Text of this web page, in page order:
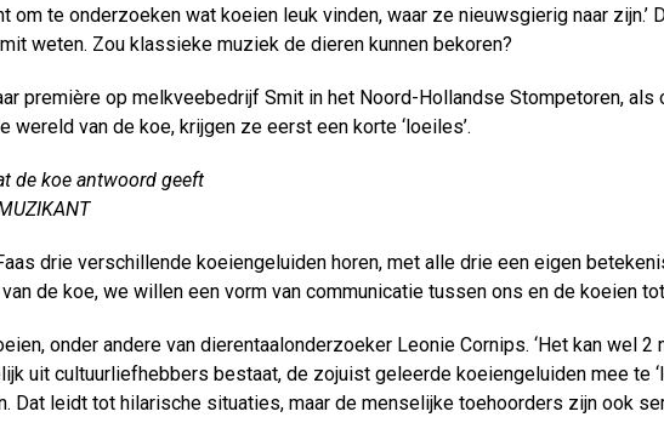
om te onderzoeken wat koeien leuk vinden, waar ze nieuwsgierig naar
weten. Zou klassieke muziek de dieren kunnen bekoren?
première op melkveebedrijf Smit in het Noord-Hollandse Stompetoren,
wereld van de koe, krijgen ze eerst een korte ‘loeiles’.
de koe antwoord geeft
drie verschillende koeiengeluiden horen, met alle drie een eigen
de koe, we willen een vorm van communicatie tussen ons en de koeien
onder andere van dierentaalonderzoeker Leonie Cornips. ‘Het kan wel
uit cultuurliefhebbers bestaat, de zojuist geleerde koeiengeluiden mee te
Dat leidt tot hilarische situaties, maar de menselijke toehoorders zijn ook